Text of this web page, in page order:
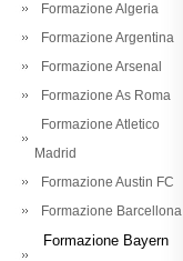
Formazione Algeria
Formazione Argentina
Formazione Arsenal
Formazione As Roma
Formazione Atletico
Madrid
Formazione Austin FC
Formazione Barcellona
Formazione Bayern